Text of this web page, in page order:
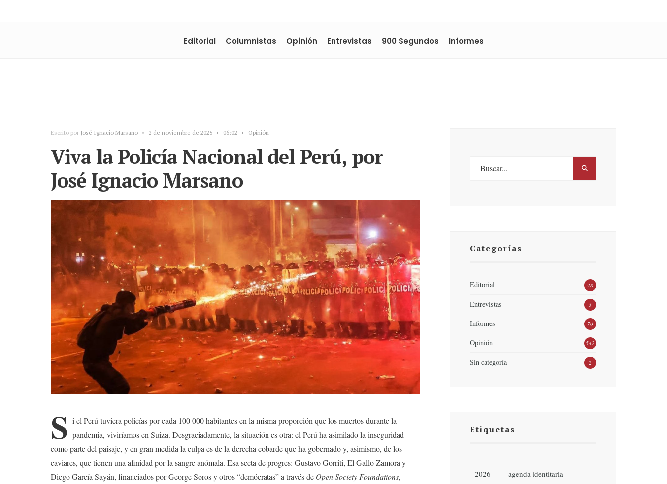
Editorial Columnistas Opinión Entrevistas 900 Segundos Informes
Escrito por José Ignacio Marsano • 2 de noviembre de 2025 • 06:02 • Opinión
Viva la Policía Nacional del Perú, por
José Ignacio Marsano
S i el Perú tuviera policías por cada 100 000 habitantes en la misma proporción que los muertos durante la
pandemia, viviríamos en Suiza. Desgraciadamente, la situación es otra: el Perú ha asimilado la inseguridad
como parte del paisaje, y en gran medida la culpa es de la derecha cobarde que ha gobernado y, asimismo, de los
caviares, que tienen una afinidad por la sangre anómala. Esa secta de progres: Gustavo Gorriti, El Gallo Zamora y
Diego García Sayán, financiados por George Soros y otros “demócratas” a través de Open Society Foundations,
Categorías
Editorial 48
Entrevistas 3
Informes 70
Opinión 542
Sin categoría 2
Etiquetas
2026 agenda identitaria